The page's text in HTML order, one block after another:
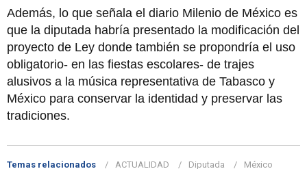
Además, lo que señala el diario Milenio de México es
que la diputada habría presentado la modificación del
proyecto de Ley donde también se propondría el uso
obligatorio- en las fiestas escolares- de trajes
alusivos a la música representativa de Tabasco y
México para conservar la identidad y preservar las
tradiciones.
Temas relacionados ACTUALIDAD Diputada México